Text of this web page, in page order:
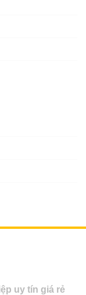
uy tín giá rẻ